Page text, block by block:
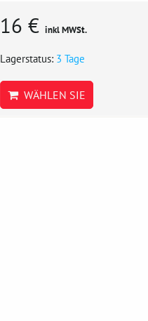
16 € inkl MWSt.
Lagerstatus: 3 Tage
WÄHLEN SIE